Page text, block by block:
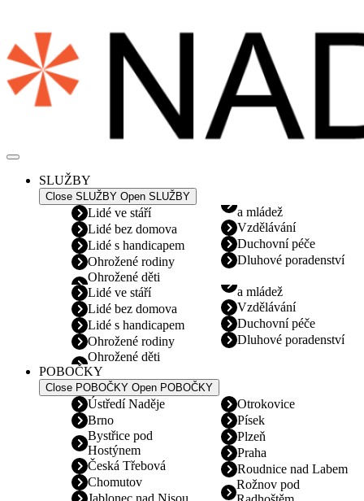
obsahu
SLUŽBY
Close SLUŽBY Open SLUŽBY
Lidé ve stáří
Lidé bez domova
Lidé s handicapem
Ohrožené rodiny
Ohrožené děti
a mládež
Vzdělávání
Duchovní péče
Dluhové poradenství
Lidé ve stáří
Lidé bez domova
Lidé s handicapem
Ohrožené rodiny
Ohrožené děti
a mládež
Vzdělávání
Duchovní péče
Dluhové poradenství
POBOČKY
Close POBOČKY Open POBOČKY
Ústředí Naděje
Brno
Bystřice pod
Hostýnem
Česká Třebová
Chomutov
Jablonec nad Nisou
Otrokovice
Písek
Plzeň
Praha
Roudnice nad Labem
Rožnov pod